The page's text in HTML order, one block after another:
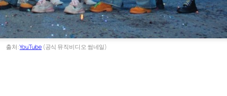
출처:YouTube(공식 뮤직비디오 썸네일)